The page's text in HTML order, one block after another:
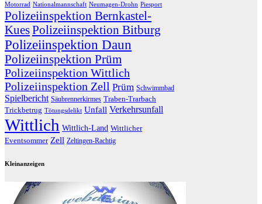
Motorrad Nationalmannschaft Neumagen-Drohn Piesport
Polizeiinspektion Bernkastel-
KuesPolizeiinspektion Bitburg
Polizeiinspektion Daun
Polizeiinspektion Prüm
Polizeiinspektion Wittlich
Polizeiinspektion Zell Prüm Schwimmbad
Spielbericht Säubrennerkirmes Traben-Trarbach
Trickbetrug Tötungsdelikt Unfall Verkehrsunfall
Wittlich Wittlich-Land Wittlicher
Eventsommer Zell Zeltingen-Rachtig
Kleinanzeigen